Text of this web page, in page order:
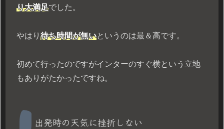
り大満足でした。
やはり 待ち時間が無いというのは最＆高です。
初めて行ったのですがインターのすぐ横という立地
もありがたかったですね。
出発時の天気に挫折しない